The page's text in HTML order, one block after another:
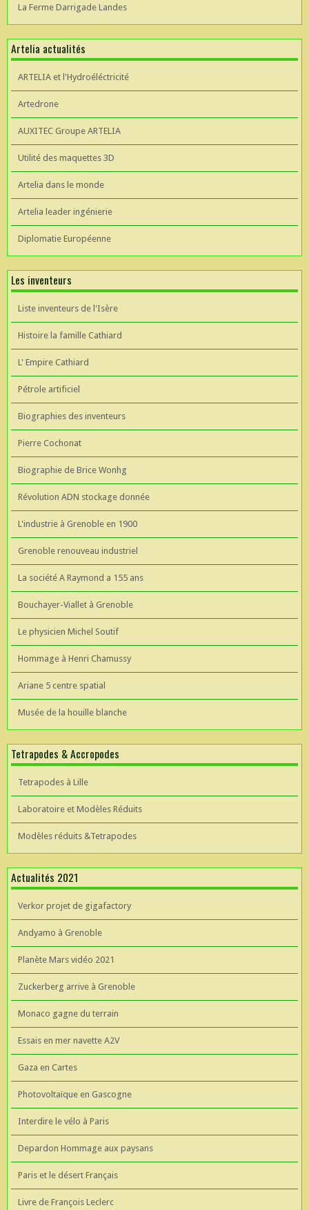
La Ferme Darrigade Landes
Artelia actualités
ARTELIA et l'Hydroéléctricité
Artedrone
AUXITEC Groupe ARTELIA
Utilité des maquettes 3D
Artelia dans le monde
Artelia leader ingénierie
Diplomatie Européenne
Les inventeurs
Liste inventeurs de l'Isère
Histoire la famille Cathiard
L' Empire Cathiard
Pétrole artificiel
Biographies des inventeurs
Pierre Cochonat
Biographie de Brice Wonhg
Révolution ADN stockage donnée
L'industrie à Grenoble en 1900
Grenoble renouveau industriel
La société A Raymond a 155 ans
Bouchayer-Viallet à Grenoble
Le physicien Michel Soutif
Hommage à Henri Chamussy
Ariane 5 centre spatial
Musée de la houille blanche
Tetrapodes & Accropodes
Tetrapodes à Lille
Laboratoire et Modèles Réduits
Modèles réduits &Tetrapodes
Actualités 2021
Verkor projet de gigafactory
Andyamo à Grenoble
Planète Mars vidéo 2021
Zuckerberg arrive à Grenoble
Monaco gagne du terrain
Essais en mer navette A2V
Gaza en Cartes
Photovoltaïque en Gascogne
Interdire le vélo à Paris
Depardon Hommage aux paysans
Paris et le désert Français
Livre de François Leclerc